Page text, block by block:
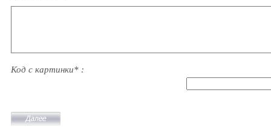
Код с картинки* :